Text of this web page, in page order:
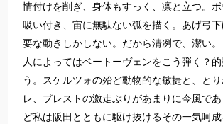
情付けを削ぎ、身体もすっく、凛と立つ。
吸い付き、宙に無駄ない弧を描く。あげ弓
要な動きしかしない。だから清冽で、潔い。
人によってはベートーヴェンをこう弾く？
う。スケルツォの殆ど動物的な敏捷と、と
レ、プレストの激走ぶりがあまりに今風で
ど私は阪田とともに駆け抜けるその一気呵